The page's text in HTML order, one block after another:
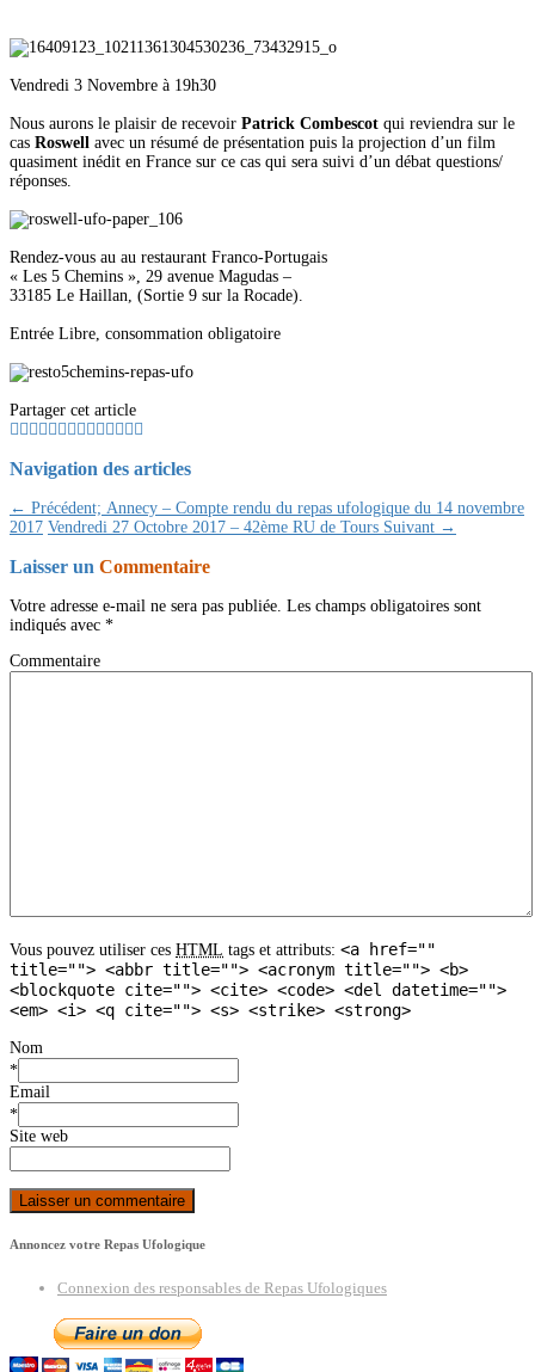
Vendredi 3 Novembre à 19h30
Nous aurons le plaisir de recevoir Patrick Combescot qui reviendra sur le
cas Roswell avec un résumé de présentation puis la projection d’un film
quasiment inédit en France sur ce cas qui sera suivi d’un débat questions/
réponses.
Rendez-vous au au restaurant Franco-Portugais
« Les 5 Chemins », 29 avenue Magudas –
33185 Le Haillan, (Sortie 9 sur la Rocade).
Entrée Libre, consommation obligatoire
Partager cet article
Navigation des articles
← Précédent; Annecy – Compte rendu du repas ufologique du 14 novembre
2017 Vendredi 27 Octobre 2017 – 42ème RU de Tours Suivant →
Laisser un Commentaire
Votre adresse e-mail ne sera pas publiée. Les champs obligatoires sont
indiqués avec *
Commentaire
Vous pouvez utiliser ces HTML tags et attributs: <a href=""
title=""> <abbr title=""> <acronym title=""> <b>
<blockquote cite=""> <cite> <code> <del datetime="">
<em> <i> <q cite=""> <s> <strike> <strong>
Nom
*
Email
*
Site web
Annoncez votre Repas Ufologique
Connexion des responsables de Repas Ufologiques